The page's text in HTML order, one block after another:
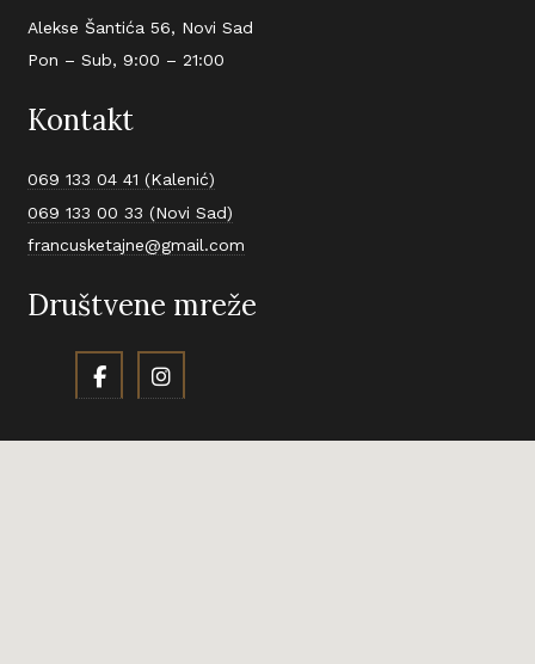
Alekse Šantića 56, Novi Sad
Pon – Sub, 9:00 – 21:00
Kontakt
069 133 04 41 (Kalenić)
069 133 00 33 (Novi Sad)
francusketajne@gmail.com
Društvene mreže